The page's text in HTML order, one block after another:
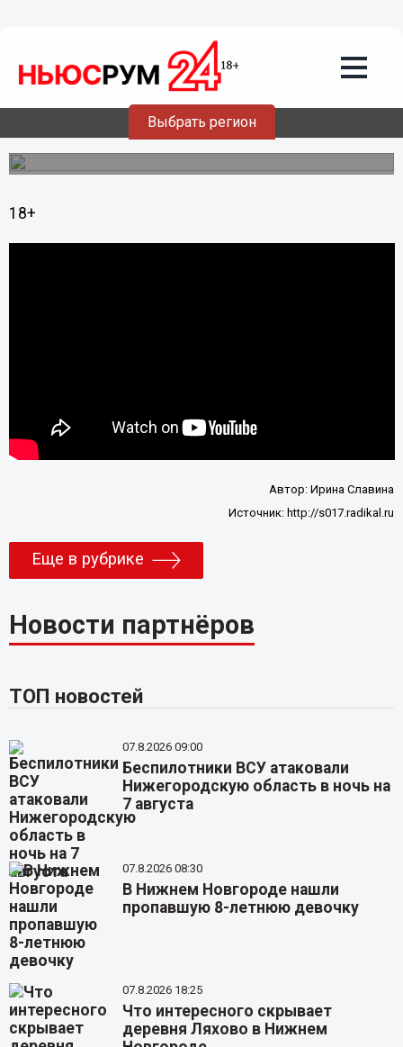
Выбрать регион
12.01.201316:49
Юные и не очень нижегородцы с
успехом осваивают склоны
Печерского оврага
18+
Автор:Ирина Славина
Источник: http://s017.radikal.ru
Еще в рубрике
Новости партнёров
ТОП новостей
07.8.2026 09:00
Беспилотники ВСУ атаковали
Нижегородскую область в ночь на
7 августа
07.8.2026 08:30
В Нижнем Новгороде нашли
пропавшую 8-летнюю девочку
07.8.2026 18:25
Что интересного скрывает
деревня Ляхово в Нижнем